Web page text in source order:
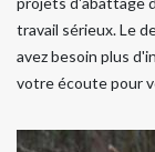
travail sérieux. Le
avez besoin plus
votre écoute pour